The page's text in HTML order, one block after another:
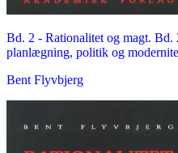
Bd. 2 - Rationalitet og magt. Bd.
planlægning, politik og
Bent Flyvbjerg